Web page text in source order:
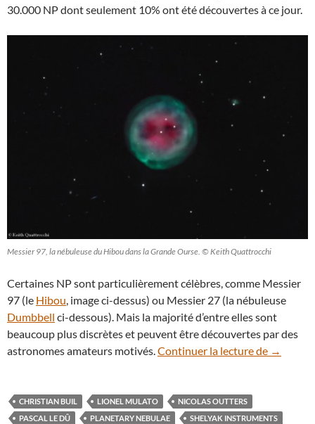
30.000 NP dont seulement 10% ont été découvertes à ce jour.
Messier 97, la nébuleuse du Hibou dans la Grande Ourse. © Keith Quattrocchi
Certaines NP sont particulièrement célèbres, comme Messier
97 (le Hibou, image ci-dessus) ou Messier 27 (la nébuleuse
Dumbbell ci-dessous). Mais la majorité d’entre elles sont
beaucoup plus discrètes et peuvent être découvertes par des
astronomes amateurs motivés.Continuer la lecture de Les
→
CHRISTIAN BUIL LIONEL MULATO
NICOLAS OUTTERS
PASCAL LE DÛ
PLANETARY NEBULAE SHELYAK INSTRUMENTS